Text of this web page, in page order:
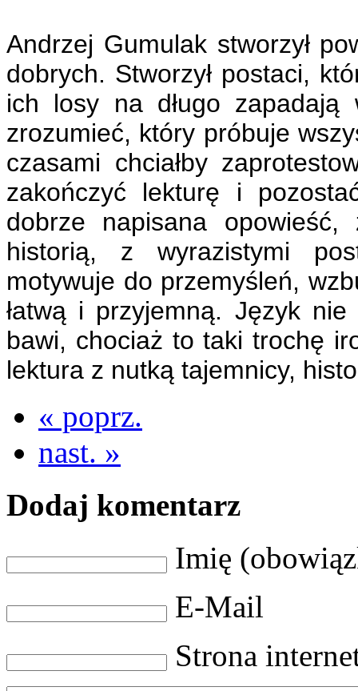
Andrzej Gumulak stworzył
dobrych. Stworzył postaci,
ich losy na długo
zrozumieć, który próbuje
czasami chciałby
zakończyć lekturę i
dobrze napisana
historią, z wyrazistymi
motywuje do przemyśleń,
łatwą i przyjemną. Język
bawi, chociaż to taki trochę
lektura z nutką tajemnicy,
« poprz.
nast. »
Dodaj komentarz
Imię
E-Mail
Strona